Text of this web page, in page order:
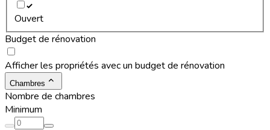
Ouvert
Budget de rénovation
Afficher les propriétés avec un budget de rénovation
Chambres
Nombre de chambres
Minimum